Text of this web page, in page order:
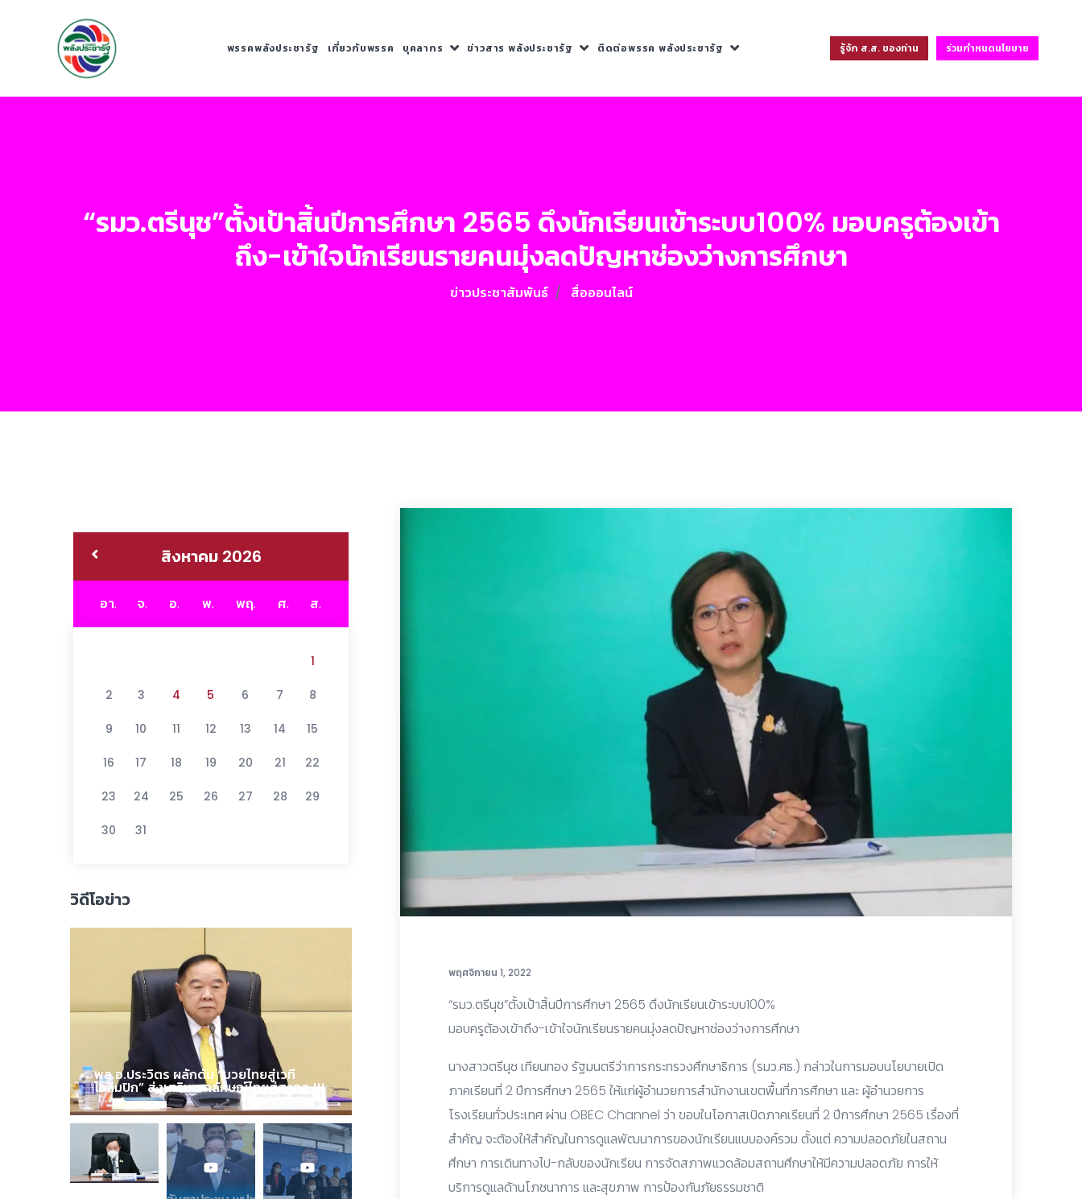
พรรคพลังประชารัฐ เกี่ยวกับพรรค บุคลากร ข่าวสาร พลังประชารัฐ ติดต่อพรรค พลังประชารัฐ รู้จัก ส.ส. ของท่าน ร่วมกำหนดนโยบาย
“รมว.ตรีนุช”ตั้งเป้าสิ้นปีการศึกษา 2565 ดึงนักเรียนเข้าระบบ100% มอบครูต้องเข้า
ถึง-เข้าใจนักเรียนรายคนมุ่งลดปัญหาช่องว่างการศึกษา
ข่าวประชาสัมพันธ์ สื่อออนไลน์
พฤศจิกายน 1, 2022
“รมว.ตรีนุช”ตั้งเป้าสิ้นปีการศึกษา 2565 ดึงนักเรียนเข้าระบบ100%
มอบครูต้องเข้าถึง-เข้าใจนักเรียนรายคนมุ่งลดปัญหาช่องว่างการศึกษา
นางสาวตรีนุช เทียนทอง รัฐมนตรีว่าการกระทรวงศึกษาธิการ (รมว.ศธ.) กล่าวในการมอบนโยบายเปิด
ภาคเรียนที่ 2 ปีการศึกษา 2565 ให้แก่ผู้อำนวยการสำนักงานเขตพื้นที่การศึกษา และ ผู้อำนวยการ
โรงเรียนทั่วประเทศ ผ่าน OBEC Channel ว่า ขอบในโอกาสเปิดภาคเรียนที่ 2 ปีการศึกษา 2565 เรื่องที่
สำคัญ จะต้องให้สำคัญในการดูแลพัฒนาการของนักเรียนแบบองค์รวม ตั้งแต่ ความปลอดภัยในสถาน
ศึกษา การเดินทางไป-กลับของนักเรียน การจัดสภาพแวดล้อมสถานศึกษาให้มีความปลอดภัย การให้
บริการดูแลด้านโภชนาการ และสุขภาพ การป้องกันภัยธรรมชาติ
สิงหาคม 2026
อา. จ. อ. พ. พฤ. ศ. ส.
1
2 3 4 5 6 7 8
9 10 11 12 13 14 15
16 17 18 19 20 21 22
23 24 25 26 27 28 29
30 31
วิดีโอข่าว
พล.อ.ประวิตร ผลักดัน “มวยไทยสู่เวที
โอลิมปิก” ส่งเสริมเอกลักษณ์ไทยสู่สากล !!!